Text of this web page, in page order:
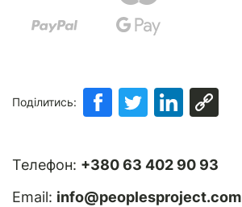
Поділитись:
Телефон: +380 63 402 90 93
Email: info@peoplesproject.com